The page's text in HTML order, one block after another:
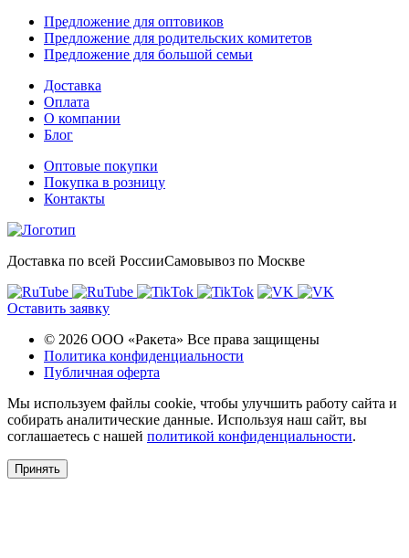
Предложение для оптовиков
Предложение для родительских комитетов
Предложение для большой семьи
Доставка
Оплата
О компании
Блог
Оптовые покупки
Покупка в розницу
Контакты
Доставка по всей РоссииСамовывоз по Москве
Оставить заявку
© 2026 ООО «Ракета» Все права защищены
Политика конфиденциальности
Публичная оферта
Мы используем файлы cookie, чтобы улучшить работу сайта и
собирать аналитические данные. Используя наш сайт, вы
соглашаетесь с нашей политикой конфиденциальности.
Принять